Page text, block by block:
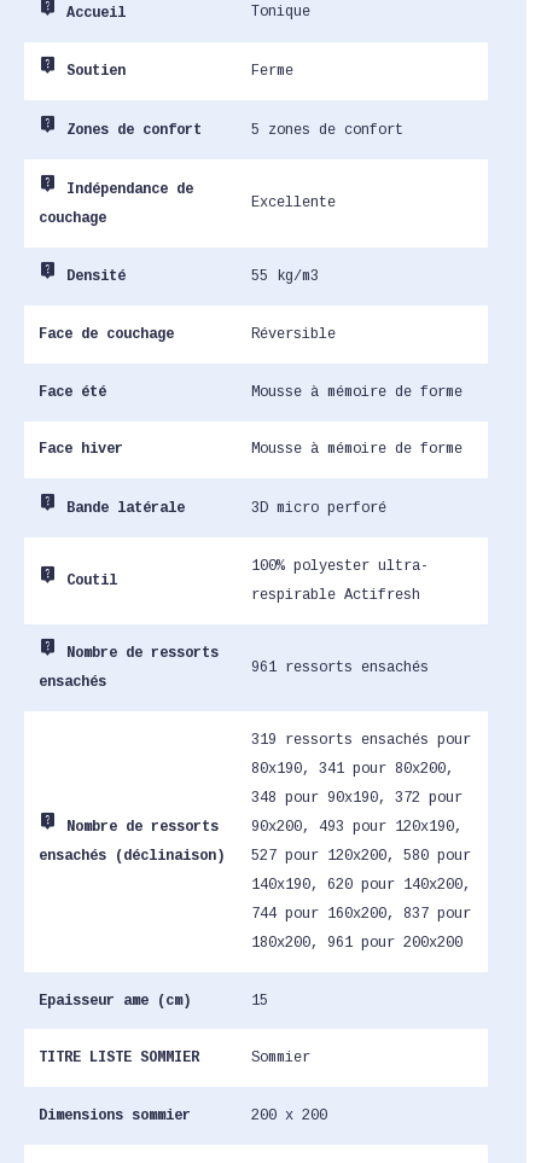
live_help Accueil Tonique
live_help Soutien Ferme
live_help Zones de confort 5 zones de confort
live_help
Indépendance de
couchage
Excellente
live_help Densité 55 kg/m3
Face de couchage Réversible
Face été Mousse à mémoire de forme
Face hiver Mousse à mémoire de forme
live_help Bande latérale 3D micro perforé
live_help Coutil
100% polyester ultra-
respirable Actifresh
live_help
Nombre de ressorts
ensachés
961 ressorts ensachés
live_help
Nombre de ressorts
ensachés (déclinaison)
319 ressorts ensachés pour
80x190, 341 pour 80x200,
348 pour 90x190, 372 pour
90x200, 493 pour 120x190,
527 pour 120x200, 580 pour
140x190, 620 pour 140x200,
744 pour 160x200, 837 pour
180x200, 961 pour 200x200
Epaisseur ame (cm) 15
TITRE LISTE SOMMIER Sommier
Dimensions sommier 200 x 200